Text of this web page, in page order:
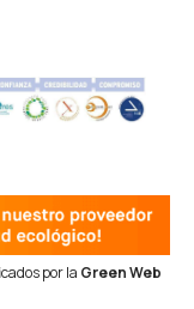
por la Green Web